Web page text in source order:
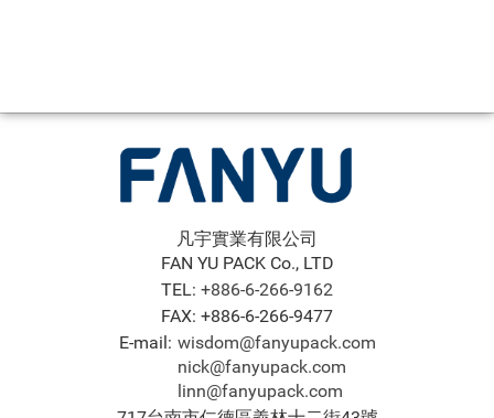
凡宇實業有限公司
FAN YU PACK Co., LTD
TEL: +886-6-266-9162
FAX: +886-6-266-9477
E-mail: wisdom@fanyupack.com
nick@fanyupack.com
linn@fanyupack.com